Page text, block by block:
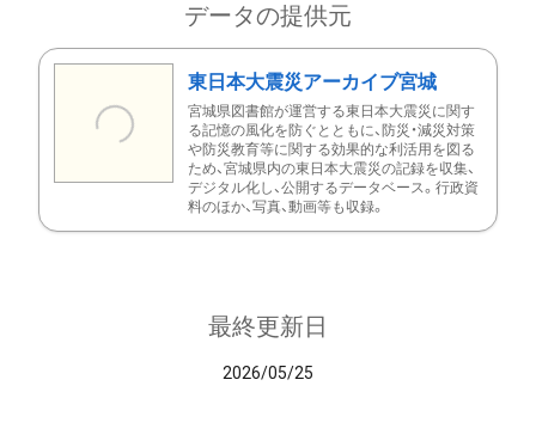
データの提供元
東日本大震災アーカイブ宮城
宮城県図書館が運営する東日本大震災に関す
る記憶の風化を防ぐとともに、防災・減災対策
や防災教育等に関する効果的な利活用を図る
ため、宮城県内の東日本大震災の記録を収集、
デジタル化し、公開するデータベース。行政資
料のほか、写真、動画等も収録。
最終更新日
2026/05/25